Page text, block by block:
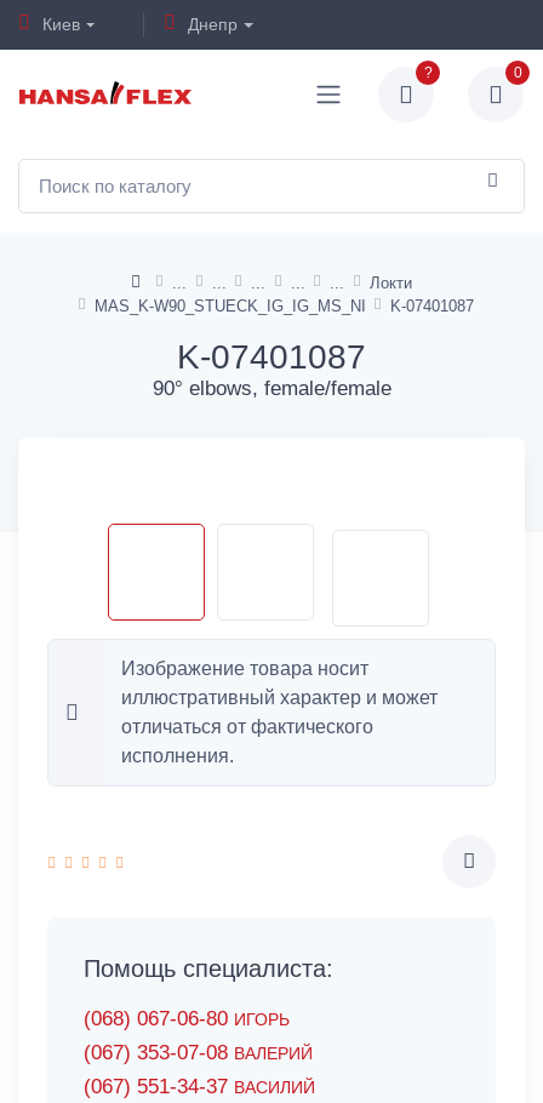
Киев Днепр
? 0
Локти
MAS_K-W90_STUECK_IG_IG_MS_NI
K-07401087
K-07401087
90° elbows, female/female
Изображение товара носит
иллюстративный характер и может
отличаться от фактического
исполнения.
Помощь специалиста:
(068) 067-06-80 ИГОРЬ
(067) 353-07-08 ВАЛЕРИЙ
(067) 551-34-37 ВАСИЛИЙ